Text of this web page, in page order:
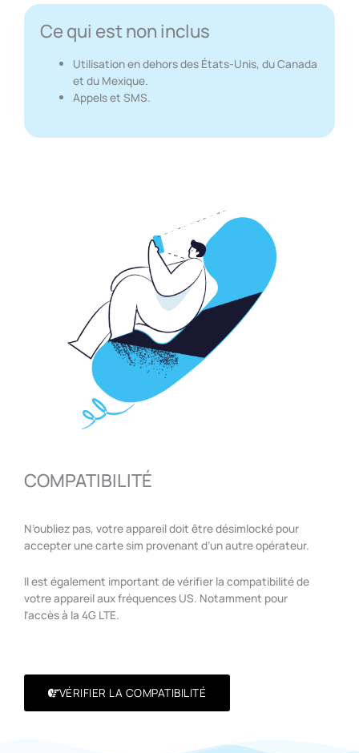
Ce qui est non inclus
Utilisation en dehors des États-Unis, du Canada
et du Mexique.
Appels et SMS.
COMPATIBILITÉ
N’oubliez pas, votre appareil doit être désimlocké pour
accepter une carte sim provenant d’un autre opérateur.
Il est également important de vérifier la compatibilité de
votre appareil aux fréquences US. Notamment pour
l’accès à la 4G LTE.
VÉRIFIER LA COMPATIBILITÉ